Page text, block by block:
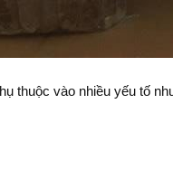
thuộc vào nhiều yếu tố